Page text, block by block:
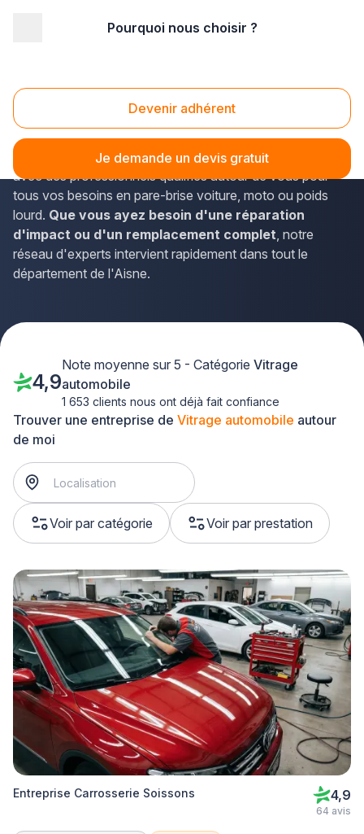
Pourquoi nous choisir ?
Devenir adhérent
Je demande un devis gratuit
Vitrage automobile Soissons (02200)
Vous recherchez un spécialiste duvitrage automobileà
Soissons ? La solution Plus que pro vous met en relation
avec des professionnels qualifiés autour de vous pour
tous vos besoins en pare-brise voiture, moto ou poids
lourd. Que vous ayez besoin d'une réparation
d'impact ou d'un remplacement complet, notre
réseau d'experts intervient rapidement dans tout le
département de l'Aisne.
Trouver une entreprise de Vitrage automobile autour
de moi
Voir par catégorie Voir par prestation
4,9
Note moyenne sur 5 - Catégorie Vitrage
automobile
1 653 clients nous ont déjà fait confiance
Entreprise Carrosserie Soissons 4,9
64 avis